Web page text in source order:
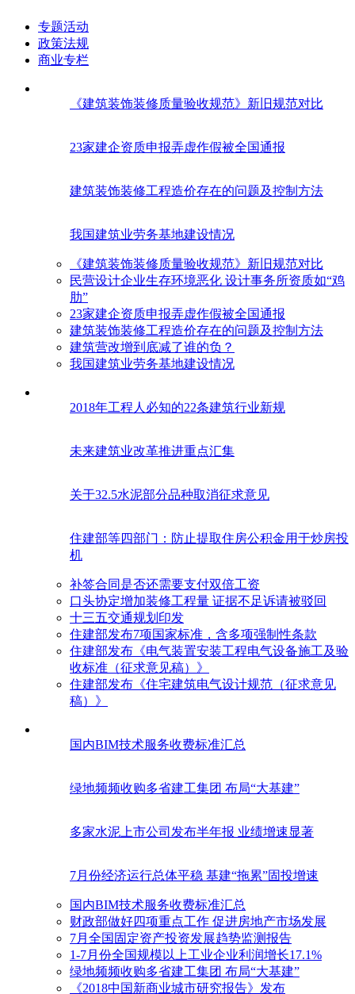
专题活动
政策法规
商业专栏
《建筑装饰装修质量验收规范》新旧规范对比
23家建企资质申报弄虚作假被全国通报
建筑装饰装修工程造价存在的问题及控制方法
我国建筑业劳务基地建设情况
《建筑装饰装修质量验收规范》新旧规范对比
民营设计企业生存环境恶化 设计事务所资质如“鸡
肋”
23家建企资质申报弄虚作假被全国通报
建筑装饰装修工程造价存在的问题及控制方法
建筑营改增到底减了谁的负？
我国建筑业劳务基地建设情况
2018年工程人必知的22条建筑行业新规
未来建筑业改革推进重点汇集
关于32.5水泥部分品种取消征求意见
住建部等四部门：防止提取住房公积金用于炒房投
机
补签合同是否还需要支付双倍工资
口头协定增加装修工程量 证据不足诉请被驳回
十三五交通规划印发
住建部发布7项国家标准，含多项强制性条款
住建部发布《电气装置安装工程电气设备施工及验
收标准（征求意见稿）》
住建部发布《住宅建筑电气设计规范（征求意见
稿）》
国内BIM技术服务收费标准汇总
绿地频频收购多省建工集团 布局“大基建”
多家水泥上市公司发布半年报 业绩增速显著
7月份经济运行总体平稳 基建“拖累”固投增速
国内BIM技术服务收费标准汇总
财政部做好四项重点工作 促进房地产市场发展
7月全国固定资产投资发展趋势监测报告
1-7月份全国规模以上工业企业利润增长17.1%
绿地频频收购多省建工集团 布局“大基建”
《2018中国新商业城市研究报告》发布